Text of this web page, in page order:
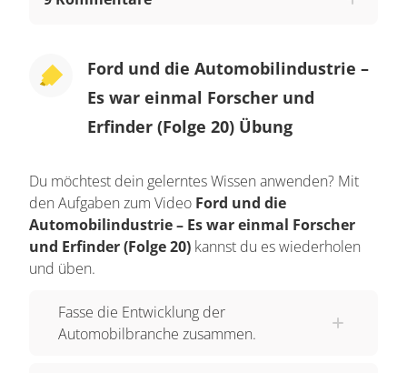
Ford und die Automobilindustrie –
Es war einmal Forscher und
Erfinder (Folge 20) Übung
Du möchtest dein gelerntes Wissen anwenden? Mit
den Aufgaben zum Video Ford und die
Automobilindustrie – Es war einmal Forscher
und Erfinder (Folge 20) kannst du es wiederholen
und üben.
Fasse die Entwicklung der
Automobilbranche zusammen.